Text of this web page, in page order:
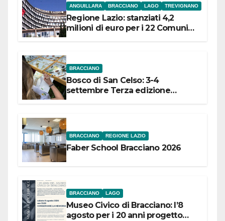
ANGUILLARA BRACCIANO LAGO TREVIGNANO
Regione Lazio: stanziati 4,2
milioni di euro per i 22 Comuni
BRACCIANO
Bosco di San Celso: 3-4
settembre Terza edizione
BRACCIANO REGIONE LAZIO
Faber School Bracciano 2026
BRACCIANO LAGO
Museo Civico di Bracciano: l’8
agosto per i 20 anni progetto